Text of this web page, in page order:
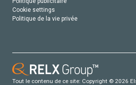
Cookie settings
Politique de la vie privée
Tout le contenu de ce site: Copyright © 2026